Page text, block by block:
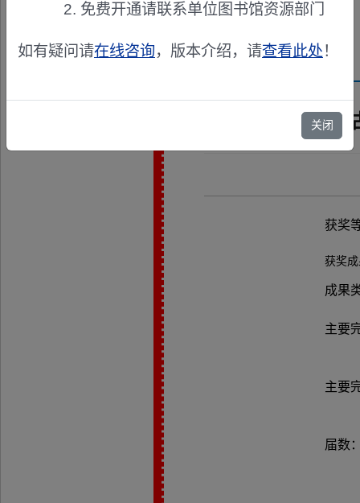
2010年度内
获奖
获奖
成果
主要
主要
届数
免费开通请联系单位图书馆资源部门
如有疑问请在线咨询，版本介绍，请查看此处！
关闭